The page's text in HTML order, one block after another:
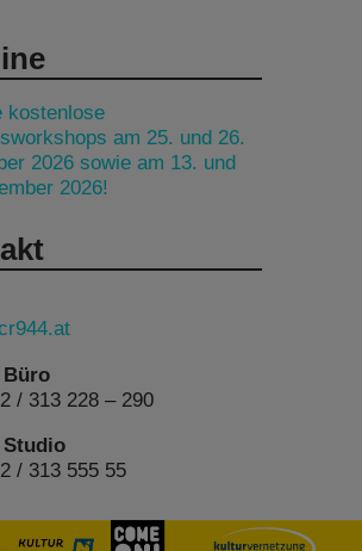
kostenlose
am 25. und 26.
2026 sowie am 13. und
2026!
Büro
/ 313 228 – 290
Studio
/ 313 555 55